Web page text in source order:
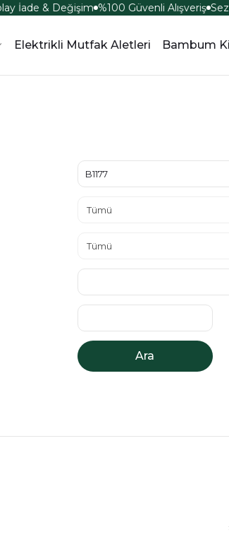
İade & Değişim %100 Güvenli Alışveriş
Elektrikli Mutfak Aletleri Bambum
Ara